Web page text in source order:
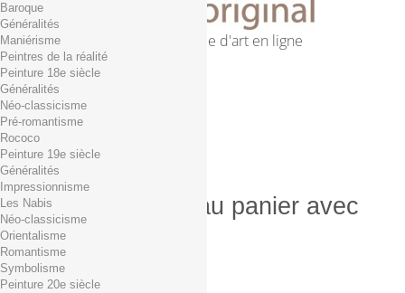
Première librairie d'art en ligne
Panier (vide)
Aucun produit
0,01€ dès 29€ d'achat
0,00 € Total
Commander
Produit ajouté au panier avec
succès
Quantité
Total
Baroque
Généralités
Maniérisme
Peintres de la réalité
Peinture 18e siècle
Généralités
Néo-classicisme
Pré-romantisme
Rococo
Peinture 19e siècle
Généralités
Impressionnisme
Les Nabis
Néo-classicisme
Orientalisme
Romantisme
Symbolisme
Peinture 20e siècle